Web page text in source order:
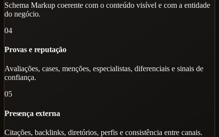
Schema Markup coerente com o conteúdo visível e com a entidade
do negócio.
04
Provas e reputação
Avaliações, cases, menções, especialistas, diferenciais e sinais de
confiança.
05
Presença externa
Citações, backlinks, diretórios, perfis e consistência entre canais.